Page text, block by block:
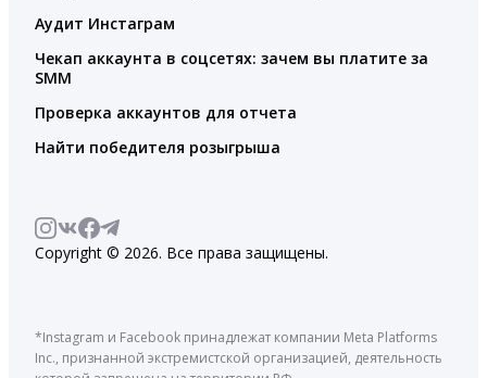
Аудит Инстаграм
Чекап аккаунта в соцсетях: зачем вы платите за
SMM
Проверка аккаунтов для отчета
Найти победителя розыгрыша
Copyright © 2026. Все права защищены.
*Instagram и Facebook принадлежат компании Meta Platforms
Inc., признанной экстремистской организацией, деятельность